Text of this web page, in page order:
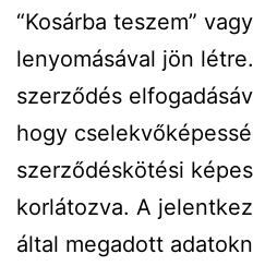
“Kosárba teszem”
lenyomásával jön
szerződés
hogy
szerződéskötési
korlátozva. A
által megadott